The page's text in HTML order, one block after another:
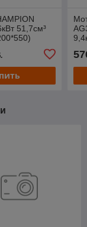
51,7см³